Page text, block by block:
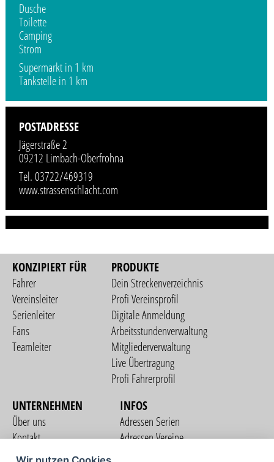
Dusche
Toilette
Camping
Strom
Supermarkt in 1 km
Tankstelle in 1 km
POSTADRESSE
Jägerstraße 2
09212 Limbach-Oberfrohna
Tel. 03722/469319
www.strassenschlacht.com
KONZIPIERT FÜR
Fahrer
Vereinsleiter
Serienleiter
Fans
Teamleiter
PRODUKTE
Dein Streckenverzeichnis
Profi Vereinsprofil
Digitale Anmeldung
Arbeitsstundenverwaltung
Mitgliederverwaltung
Live Übertragung
Profi Fahrerprofil
UNTERNEHMEN
Über uns
Kontakt
Nutzungsbedingungen
INFOS
Adressen Serien
Adressen Vereine